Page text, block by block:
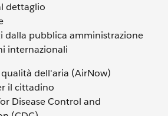
dettaglio
dalla pubblica amministrazione
internazionali
dell'aria (AirNow)
il cittadino
Disease Control and